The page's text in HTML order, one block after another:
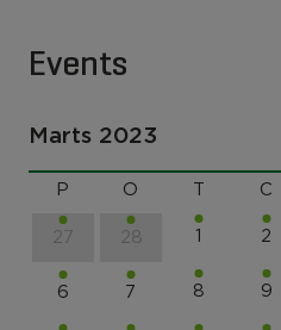
Events
Marts 2023
P O C
27 28 1 2
6 7 8 9